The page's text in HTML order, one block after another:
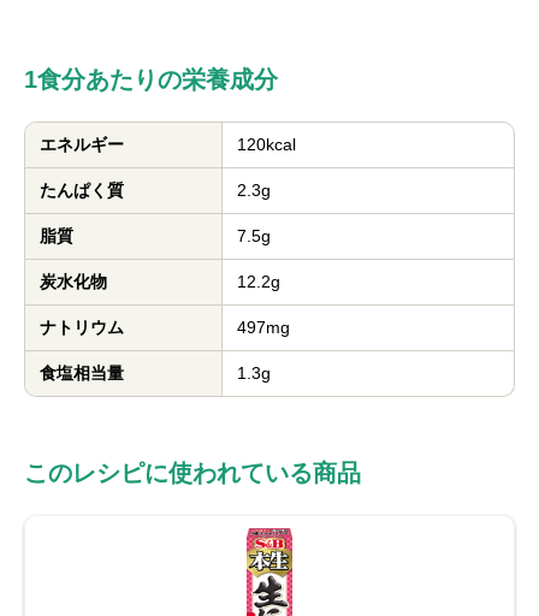
1食分あたりの栄養成分
エネルギー 120kcal
たんぱく質 2.3g
脂質 7.5g
炭水化物 12.2g
ナトリウム 497mg
食塩相当量 1.3g
このレシピに使われている商品